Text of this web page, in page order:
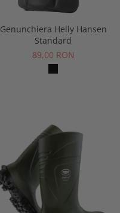
Genunchiera Helly Hansen
Standard
89,00 RON